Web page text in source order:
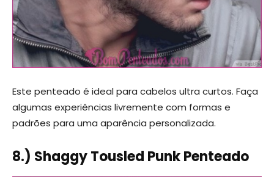
Este penteado é ideal para cabelos ultra curtos. Faça
algumas experiências livremente com formas e
padrões para uma aparência personalizada.
8.) Shaggy Tousled Punk Penteado